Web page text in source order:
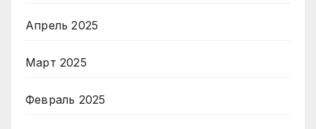
Апрель 2025
Март 2025
Февраль 2025